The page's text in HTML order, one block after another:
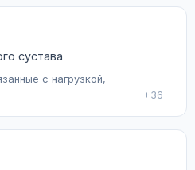
сустава
с нагрузкой,
+36